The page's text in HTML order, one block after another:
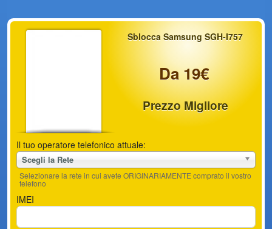
Sblocca Samsung SGH-I757
Da 19€
Prezzo Migliore
Il tuo operatore telefonico attuale:
Scegli la Rete
Selezionare la rete in cui avete ORIGINARIAMENTE comprato il vostro
telefono
IMEI